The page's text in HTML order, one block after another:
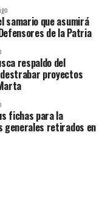
samario que asumirá
de la Patria
respaldo del
proyectos
fichas para la
generales retirados en